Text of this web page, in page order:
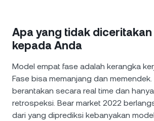
Apa yang tidak
kepada Anda
Model empat fase adalah kerangka
Fase bisa memanjang dan
berantakan secara real time dan
retrospeksi. Bear market 2022
dari yang diprediksi kebanyakan